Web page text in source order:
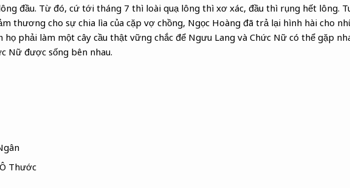
đầu. Từ đó, cứ tới tháng 7 thì loài quạ lông thì xơ xác, đầu thì rụng hết lông.
thương cho sự chia lìa của cặp vợ chồng, Ngọc Hoàng đã trả lại hình hài cho
họ phải làm một cây cầu thật vững chắc để Ngưu Lang và Chức Nữ có thể gặp
Nữ được sống bên nhau.
Thước